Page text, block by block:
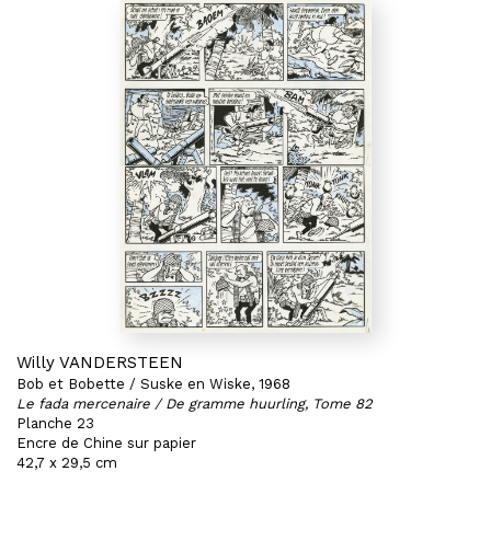
Willy VANDERSTEEN
Bob et Bobette / Suske en Wiske, 1968
Le fada mercenaire / De gramme huurling, Tome 82
Planche 23
Encre de Chine sur papier
42,7 x 29,5 cm